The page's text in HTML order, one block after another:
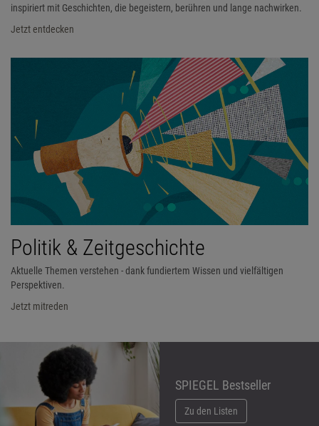
inspiriert mit Geschichten, die begeistern, berühren und lange nachwirken.
Jetzt entdecken
Politik & Zeitgeschichte
Aktuelle Themen verstehen - dank fundiertem Wissen und vielfältigen
Perspektiven.
Jetzt mitreden
SPIEGEL Bestseller
Zu den Listen